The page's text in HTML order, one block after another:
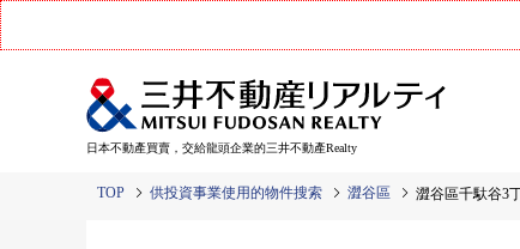
日本不動產買賣，交給龍頭企業的三井不動產Realty
TOP 供投資事業使用的物件搜索 澀谷區 澀谷區千馱谷3